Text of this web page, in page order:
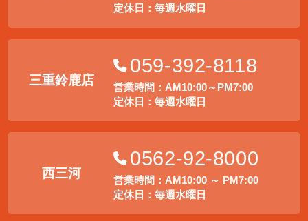
定休日：毎週水曜日
三重鈴鹿店
059-392-8118
営業時間：AM10:00～PM7:00
定休日：毎週水曜日
西三河
0562-92-8000
営業時間：AM10:00 ～ PM7:00
定休日：毎週水曜日